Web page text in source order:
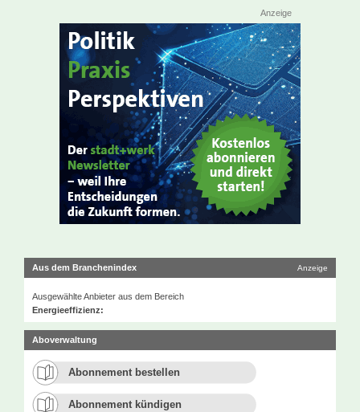
Anzeige
Aus dem Branchenindex Anzeige
Ausgewählte Anbieter aus dem Bereich
Energieeffizienz:
Aboverwaltung
Abonnement bestellen
Abonnement kündigen